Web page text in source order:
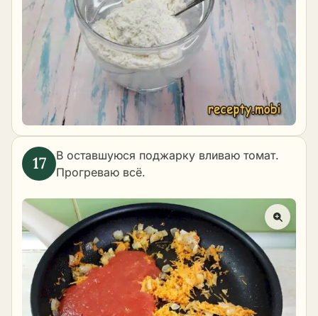
В оставшуюся поджарку вливаю томат.
Прогреваю всё.